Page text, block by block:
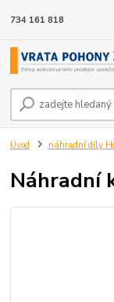
734 161 818
Úvod náhradní díly
Náhradní